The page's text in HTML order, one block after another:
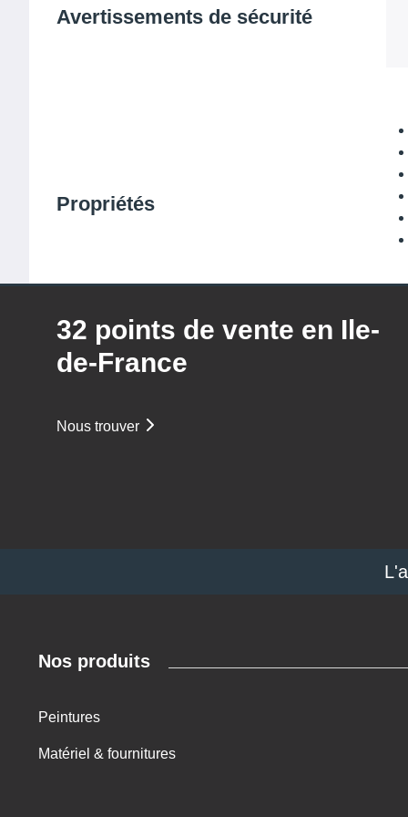
Avertissements de sécurité
Propriétés
32 points de vente en Ile-
de-France
Nous trouver
Nos produits
Peintures
Matériel & fournitures